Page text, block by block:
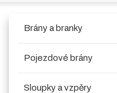
Brány a branky
Pojezdové brány
Sloupky a vzpěry